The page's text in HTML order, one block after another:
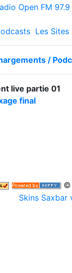
Les
/
live partie 01
final
©
Skins Saxbar